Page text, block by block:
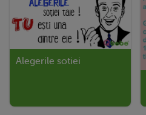
Alegerile sotiei